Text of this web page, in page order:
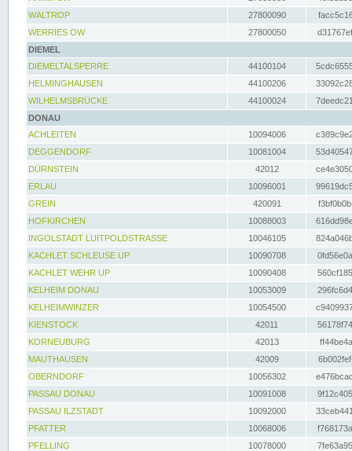
WALTROP
27800090
WERRIES OW
27800050
DIEMEL
DIEMELTALSPERRE
44100104
HELMINGHAUSEN
44100206
WILHELMSBRÜCKE
44100024
DONAU
ACHLEITEN
10094006
DEGGENDORF
10081004
DÜRNSTEIN
42012
ERLAU
10096001
GREIN
420091
HOFKIRCHEN
10088003
INGOLSTADT LUITPOLDSTRASSE
10046105
KACHLET SCHLEUSE UP
10090708
KACHLET WEHR UP
10090408
KELHEIM DONAU
10053009
KELHEIMWINZER
10054500
KIENSTOCK
42011
KORNEUBURG
42013
MAUTHAUSEN
42009
OBERNDORF
10056302
PASSAU DONAU
10091008
PASSAU ILZSTADT
10092000
PFATTER
10068006
PFELLING
10078000